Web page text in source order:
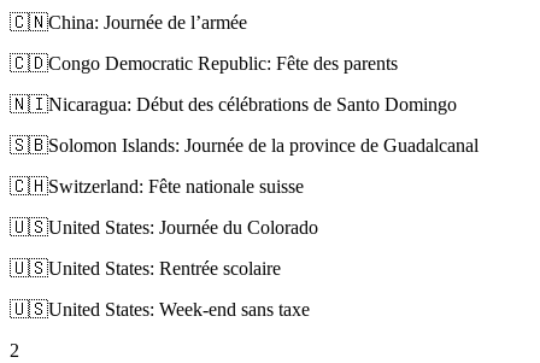
🇨🇳China: Journée de l’armée
🇨🇩Congo Democratic Republic: Fête des parents
🇳🇮Nicaragua: Début des célébrations de Santo Domingo
🇸🇧Solomon Islands: Journée de la province de Guadalcanal
🇨🇭Switzerland: Fête nationale suisse
🇺🇸United States: Journée du Colorado
🇺🇸United States: Rentrée scolaire
🇺🇸United States: Week-end sans taxe
2